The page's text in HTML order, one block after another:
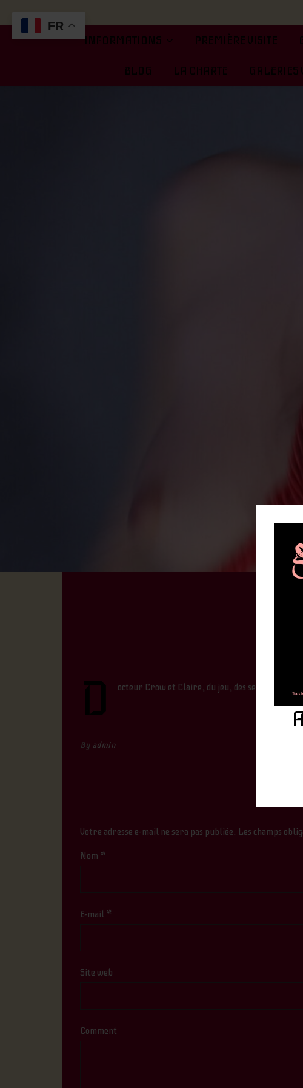
INFORMATIONS PREMIÈRE VISITE
BLOG LA CHARTE GALERIES
D octeur Crow et Claire, du jeu, des sensations et
By admin
Votre adresse e-mail ne sera pas publiée. Les champs
Nom *
E-mail *
Site web
Comment
FR